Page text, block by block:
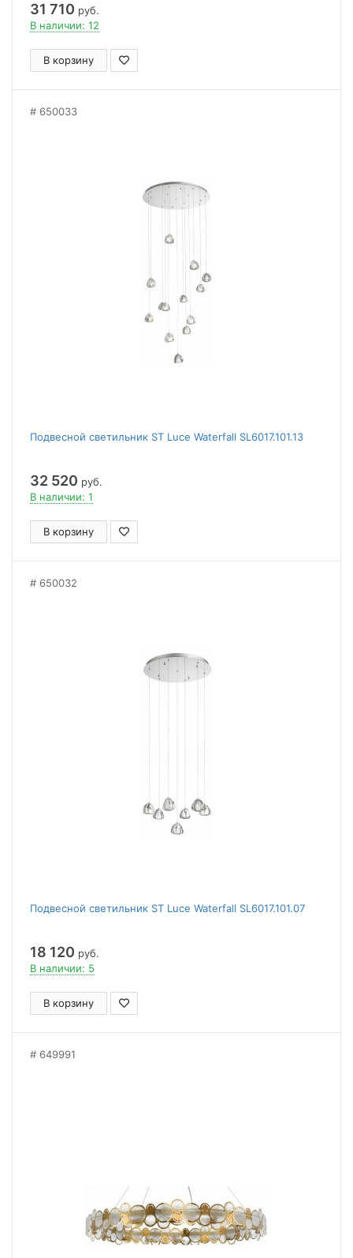
31 710 руб.
В наличии: 12
В корзину
650033
Подвесной светильник ST Luce Waterfall SL6017.101.13
32 520 руб.
В наличии: 1
В корзину
650032
Подвесной светильник ST Luce Waterfall SL6017.101.07
18 120 руб.
В наличии: 5
В корзину
649991